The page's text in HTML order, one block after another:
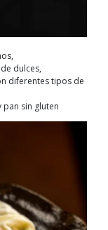
dulces,
diferentes tipos de
pan sin gluten